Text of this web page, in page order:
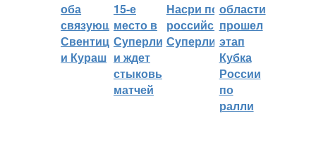
оба
связующих:
Свентицкис
и Кураш
15-е
место в
Суперлиге
и ждет
стыковых
матчей
Насри покинет
российскую
Суперлигу
области
прошел
этап
Кубка
России
по
ралли